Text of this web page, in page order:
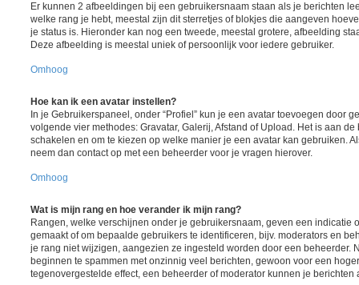
Er kunnen 2 afbeeldingen bij een gebruikersnaam staan als je berichten
welke rang je hebt, meestal zijn dit sterretjes of blokjes die aangeven
je status is. Hieronder kan nog een tweede, meestal grotere, afbeelding
Deze afbeelding is meestal uniek of persoonlijk voor iedere gebruiker.
Omhoog
Hoe kan ik een avatar instellen?
In je Gebruikerspaneel, onder “Profiel” kun je een avatar toevoegen door
volgende vier methodes: Gravatar, Galerij, Afstand of Upload. Het is aan
schakelen en om te kiezen op welke manier je een avatar kan gebruiken.
neem dan contact op met een beheerder voor je vragen hierover.
Omhoog
Wat is mijn rang en hoe verander ik mijn rang?
Rangen, welke verschijnen onder je gebruikersnaam, geven een indicatie
gemaakt of om bepaalde gebruikers te identificeren, bijv. moderators en
je rang niet wijzigen, aangezien ze ingesteld worden door een beheerder.
beginnen te spammen met onzinnig veel berichten, gewoon voor een
tegenovergestelde effect, een beheerder of moderator kunnen je berichten